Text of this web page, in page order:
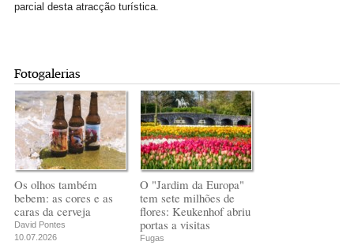
parcial desta atracção turística.
Fotogalerias
Os olhos também
bebem: as cores e as
caras da cerveja
David Pontes
10.07.2026
O "Jardim da Europa"
tem sete milhões de
flores: Keukenhof abriu
portas a visitas
Fugas